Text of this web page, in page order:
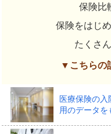
保険比
保険をはじ
たくさ
▼こちらの
医療保険の
用のデータを